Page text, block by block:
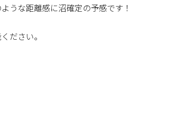
うな距離感に沼確定の予感です！
ださい。